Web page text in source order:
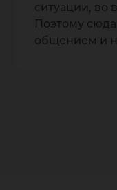
ситуации, во
Поэтому сюда
общением и